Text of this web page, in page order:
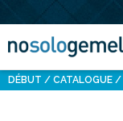
DÉBUT CATALOGUE